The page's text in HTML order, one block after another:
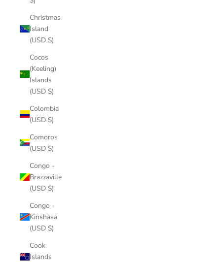
Christmas
Island
(USD $)
Cocos
(Keeling)
Islands
(USD $)
Colombia
(USD $)
Comoros
(USD $)
Congo -
Brazzaville
(USD $)
Congo -
Kinshasa
(USD $)
Cook
Islands